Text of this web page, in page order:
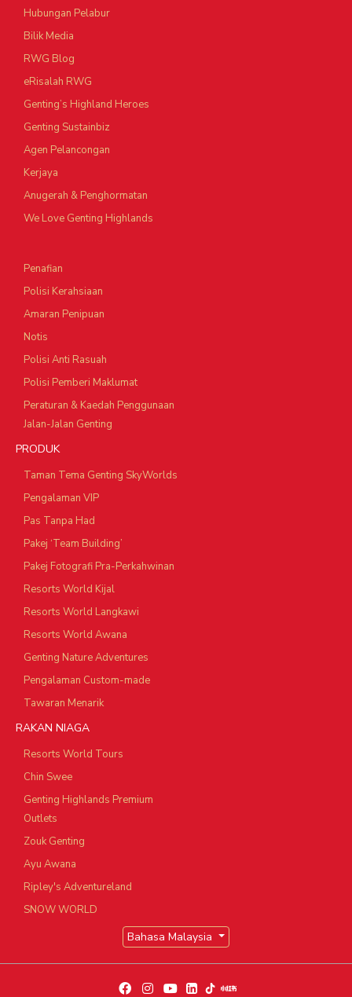
Hubungan Pelabur
Bilik Media
RWG Blog
eRisalah RWG
Genting’s Highland Heroes
Genting Sustainbiz
Agen Pelancongan
Kerjaya
Anugerah & Penghormatan
We Love Genting Highlands
Penafian
Polisi Kerahsiaan
Amaran Penipuan
Notis
Polisi Anti Rasuah
Polisi Pemberi Maklumat
Peraturan & Kaedah Penggunaan
Jalan-Jalan Genting
PRODUK
Taman Tema Genting SkyWorlds
Pengalaman VIP
Pas Tanpa Had
Pakej ‘Team Building’
Pakej Fotografi Pra-Perkahwinan
Resorts World Kijal
Resorts World Langkawi
Resorts World Awana
Genting Nature Adventures
Pengalaman Custom-made
Tawaran Menarik
RAKAN NIAGA
Resorts World Tours
Chin Swee
Genting Highlands Premium
Outlets
Zouk Genting
Ayu Awana
Ripley's Adventureland
SNOW WORLD
Bahasa Malaysia